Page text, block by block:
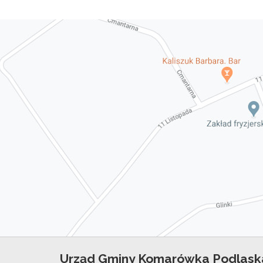
Urząd Gminy Komarówka